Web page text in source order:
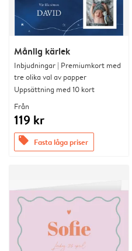
Månlig kärlek
Inbjudningar | Premiumkort med
tre olika val av papper
Uppsättning med 10 kort
Från
119 kr
offers Fasta låga priser